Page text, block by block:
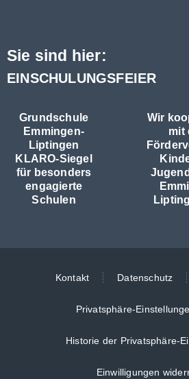
Sie sind hier:
EINSCHULUNGSFEIER
Grundschule
Emmingen-
Liptingen
KLARO-Siegel
für besonders
engagierte
Schulen
Wir
mit
Kontakt Datenschutz
Privatsphäre-
Historie der Privatsphäre-
Einwilligungen